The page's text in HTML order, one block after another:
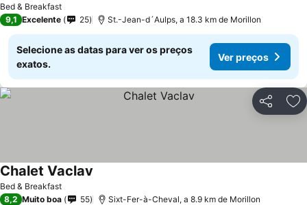
Bed & Breakfast
9,1 Excelente 25 St.-Jean-d´Aulps, a 18.3 km de Morillon
Selecione as datas para ver os preços
exatos.
Ver preços
Partilhar
Bed & Breakfast
Chalet Vaclav
8,2 Muito boa 55 Sixt-Fer-à-Cheval, a 8.9 km de Morillon